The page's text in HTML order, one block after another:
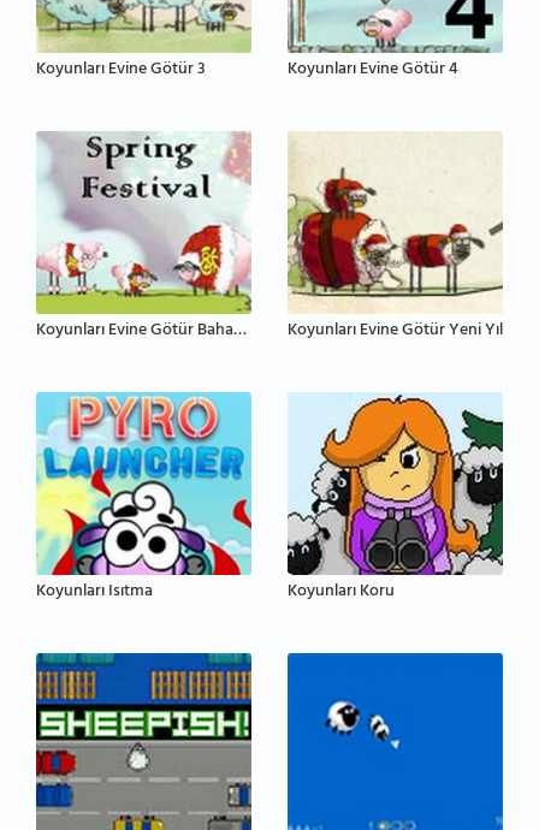
Koyunları Evine Götür 3 Koyunları Evine Götür 4
Koyunları Evine Götür Bahar Şenliği Koyunları Evine Götür Yeni Yıl
Koyunları Isıtma Koyunları Koru